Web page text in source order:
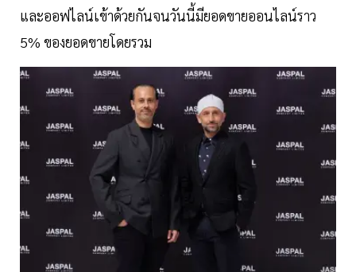
และออฟไลน์เข้าด้วยกันจนวันนี้มียอดขายออนไลน์ราว
5% ของยอดขายโดยรวม